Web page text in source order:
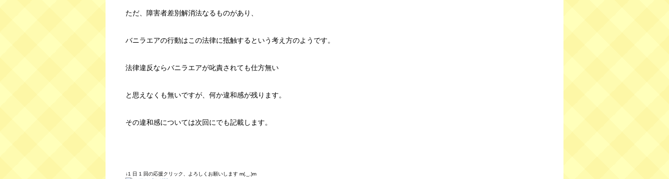
ただ、障害者差別解消法なるものがあり、
バニラエアの行動はこの法律に抵触するという考え方のようです。
法律違反ならバニラエアが叱責されても仕方無い
と思えなくも無いですが、何か違和感が残ります。
その違和感については次回にでも記載します。
↓1 日 1 回の応援クリック、よろしくお願いします m(._.)m